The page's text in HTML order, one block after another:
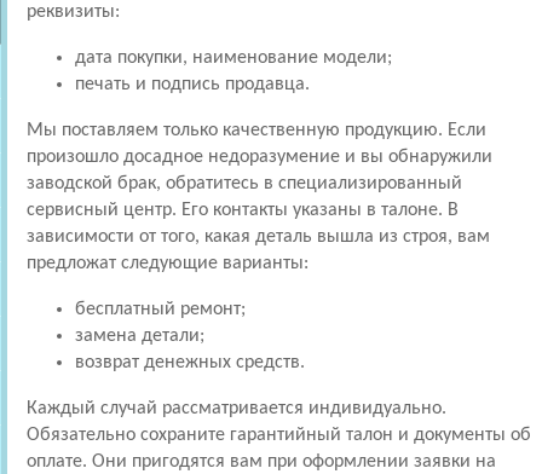
реквизиты:
дата покупки, наименование модели;
печать и подпись продавца.
Мы поставляем только качественную продукцию. Если
произошло досадное недоразумение и вы обнаружили
заводской брак, обратитесь в специализированный
сервисный центр. Его контакты указаны в талоне. В
зависимости от того, какая деталь вышла из строя, вам
предложат следующие варианты:
бесплатный ремонт;
замена детали;
возврат денежных средств.
Каждый случай рассматривается индивидуально.
Обязательно сохраните гарантийный талон и документы об
оплате. Они пригодятся вам при оформлении заявки на